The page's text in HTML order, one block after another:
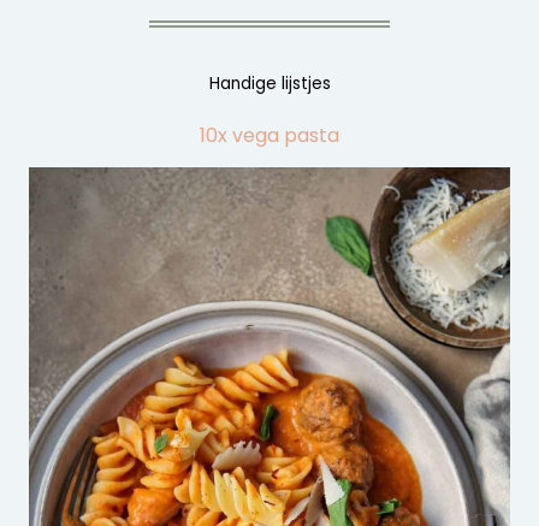
Handige lijstjes
10x vega pasta